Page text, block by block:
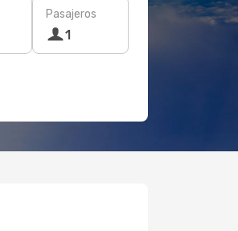
Pasajeros
1